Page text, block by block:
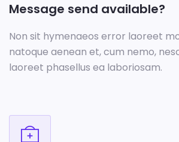
Message send available?
Non sit hymenaeos error laoreet
natoque aenean et, cum nemo,
laoreet phasellus ea laboriosam.